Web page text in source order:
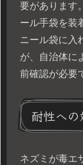
要があります
ール手袋を装
ニール袋に入
が、自治体に
前確認が必要
耐性へ
ネズミが毒エ